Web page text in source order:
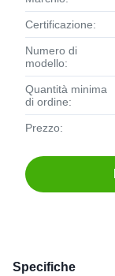
Certificazione:
Numero di
modello:
Quantità minima
di ordine:
Prezzo:
Specifiche